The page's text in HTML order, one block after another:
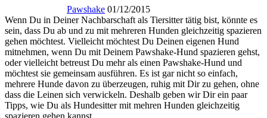
Pawshake 01/12/2015
Wenn Du in Deiner Nachbarschaft als Tiersitter tätig bist, könnte es
sein, dass Du ab und zu mit mehreren Hunden gleichzeitig spazieren
gehen möchtest. Vielleicht möchtest Du Deinen eigenen Hund
mitnehmen, wenn Du mit Deinem Pawshake-Hund spazieren gehst,
oder vielleicht betreust Du mehr als einen Pawshake-Hund und
möchtest sie gemeinsam ausführen. Es ist gar nicht so einfach,
mehrere Hunde davon zu überzeugen, ruhig mit Dir zu gehen, ohne
dass die Leinen sich verwickeln. Deshalb geben wir Dir ein paar
Tipps, wie Du als Hundesitter mit mehren Hunden gleichzeitig
spazieren gehen kannst.